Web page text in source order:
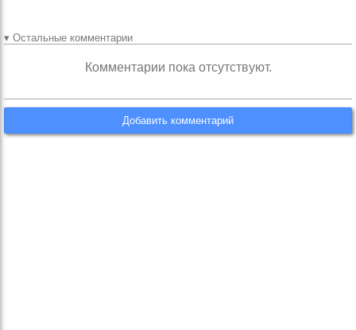
▾ Остальные комментарии
Комментарии пока отсутствуют.
Добавить комментарий